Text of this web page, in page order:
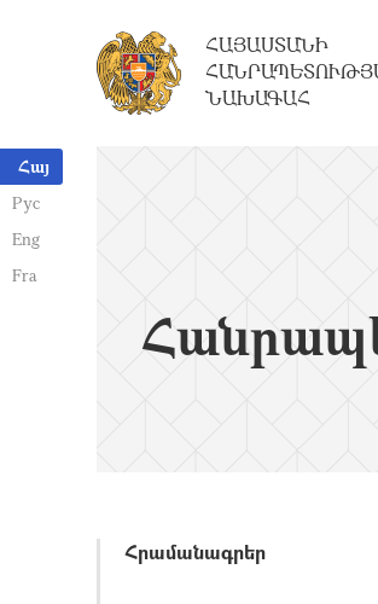
Հայ
Рус
Eng
Fra
ՀԱՅԱՍՏԱՆԻ
ՆԱԽԱԳԱՀ
Հրամանագրեր